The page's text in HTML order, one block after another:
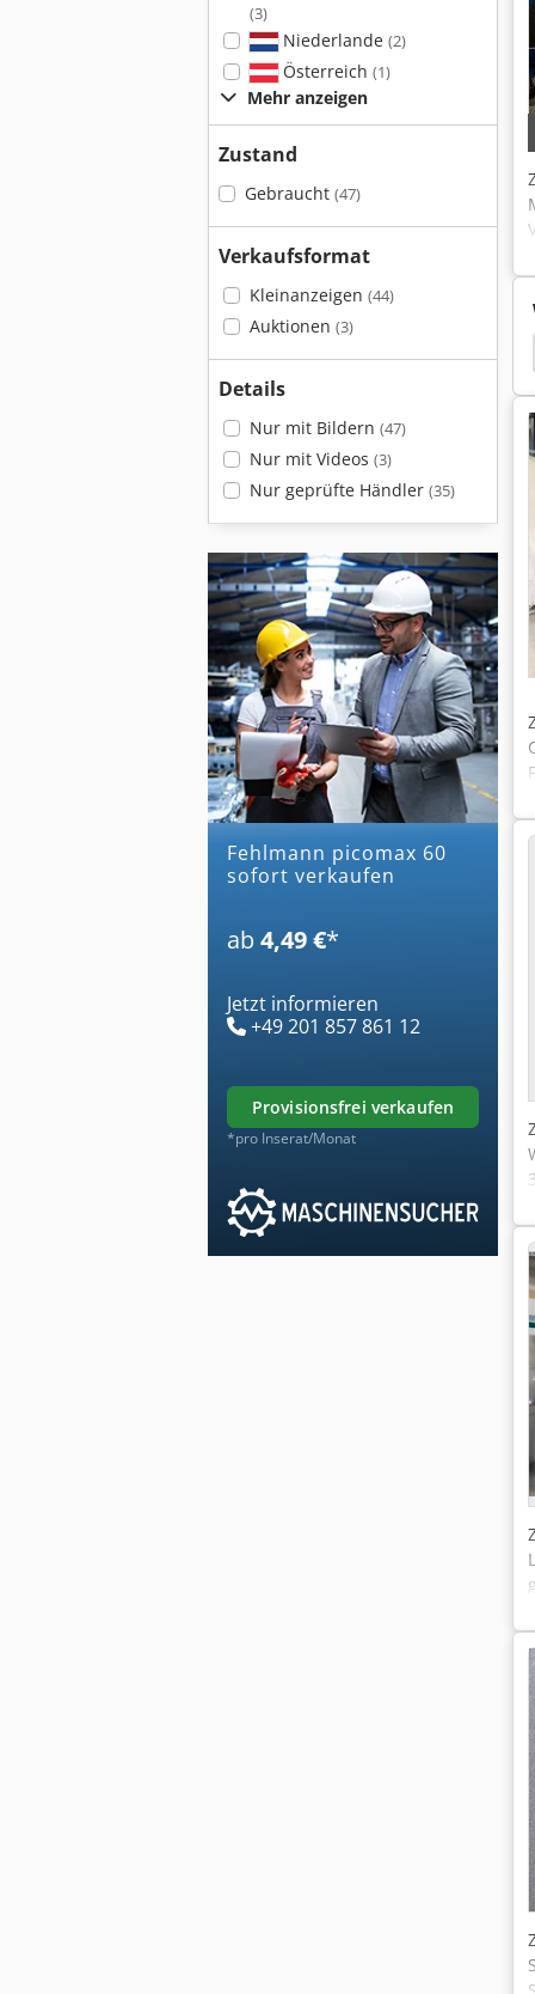
(3)
Niederlande (2)
Österreich (1)
Mehr anzeigen
Zustand
Gebraucht (47)
Verkaufsformat
Kleinanzeigen (44)
Auktionen (3)
Details
Nur mit Bildern (47)
Nur mit Videos (3)
Nur geprüfte Händler (35)
fehlmann picomax 60
sofort verkaufen
ab 4,49 €*
Jetzt informieren
+49 201 857 861 12
provisionsfrei verkaufen
*pro Inserat/Monat
Hurco Drehmaschine Haas Hacker